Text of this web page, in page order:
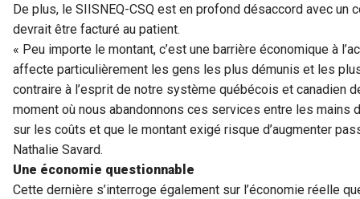
De plus, le SIISNEQ-CSQ est en profond désaccord avec un
devrait être facturé au patient.
« Peu importe le montant, c’est une barrière économique à
affecte particulièrement les gens les plus démunis et les
contraire à l’esprit de notre système québécois et canadien
moment où nous abandonnons ces services entre les mains
sur les coûts et que le montant exigé risque d’augmenter
Nathalie Savard.
Une économie questionnable
Cette dernière s’interroge également sur l’économie réelle